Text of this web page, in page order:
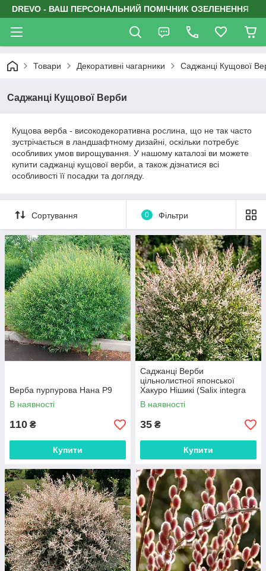
DREVO - ВАШ ПЕРСОНАЛЬНИЙ ПОМІЧНИК ОЗЕЛЕНЕННЯ
Товари Декоративні чагарники Саджанці Кущової
Саджанці Кущової Верби
Кущова верба - високодекоративна рослина, що не так часто
зустрічається в ландшафтному дизайні, оскільки потребує
особливих умов вирощування. У нашому каталозі ви можете
купити саджанці кущової верби, а також дізнатися всі
особливості її посадки та догляду.
Сортування 0 Фільтри
Верба пурпурова Нана Р9
В наявності
110 ₴
Купити
Саджанці Верби
цільнолистної японської
Хакуро Нішикі (Salix integra
Hakuro Nishiki) в касеті
В наявності
35 ₴
Купити